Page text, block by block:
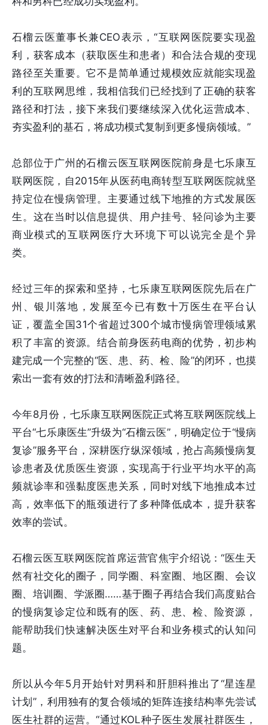
石榴云医董事长兼CEO表示，“互联网医院要实现盈
利，获客成本（获取医生和患者）和合法合规的变现
路径至关重要。它不是简单通过规模效应就能实现盈
利的互联网思维，我相信我们已经找到了正确的获客
路径和打法，接下来我们要继续深入优化运营成本、
夯实盈利的基石，将成功模式复制到更多慢病领域。”
总部位于广州的石榴云医互联网医院前身是七乐康互
联网医院，自2015年从医药电商转型互联网医院就坚
持定位在慢病管理。主要通过线下地推的方式发展医
生。这在当时以信息提供、用户挂号、轻问诊为主要
商业模式的互联网医疗大环境下可以说完全是个异
类。
经过三年的探索和坚持，七乐康互联网医院先后在广
州、银川落地，发展至今已有数十万医生在平台认
证，覆盖全国31个省超过300个城市慢病管理领域累
积了丰富的资源。结合前身医药电商的优势，初步构
建完成一个完整的“医、患、药、检、险”的闭环，也摸
索出一套有效的打法和清晰盈利路径。
今年8月份，七乐康互联网医院正式将互联网医院线上
平台“七乐康医生”升级为“石榴云医”，明确定位于“慢病
复诊”服务平台，深耕医疗纵深领域，抢占高频慢病复
诊患者及优质医生资源，实现高于行业平均水平的高
频就诊率和强黏度医患关系，同时对线下地推成本过
高，效率低下的瓶颈进行了多种降低成本，提升获客
效率的尝试。
石榴云医互联网医院首席运营官焦宇介绍说：“医生天
然有社交化的圈子，同学圈、科室圈、地区圈、会议
圈、培训圈、学派圈……基于圈子再结合我们高度贴合
的慢病复诊定位和既有的医、药、患、检、险资源，
能帮助我们快速解决医生对平台和业务模式的认知问
题。
所以从今年5月开始针对男科和肝胆科推出了“星连星
计划”，利用独有的复合领域的矩阵连接结构率先尝试
医生社群的运营。“通过KOL种子医生发展社群医生，